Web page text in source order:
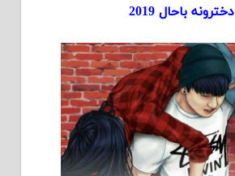
دخترونه باحال 2019